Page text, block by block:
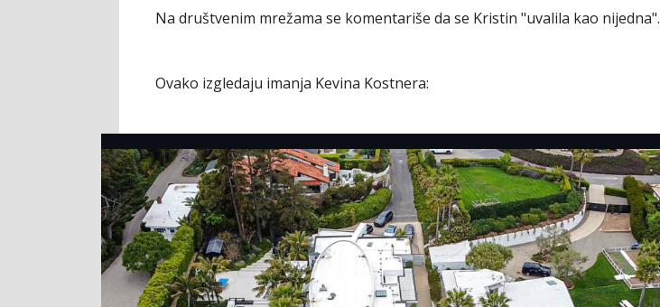
Na društvenim mrežama se komentariše da se Kristin "uvalila kao nijedna".
Ovako izgledaju imanja Kevina Kostnera: